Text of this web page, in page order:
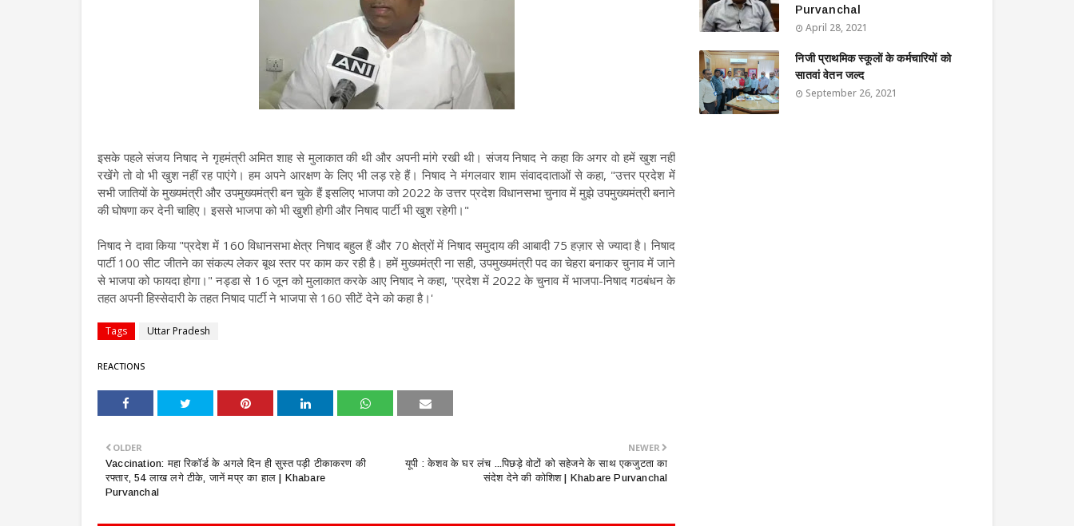
इसके पहले संजय निषाद ने गृहमंत्री अमित शाह से मुलाकात की थी और अपनी मांगे रखी थी। संजय निषाद ने कहा कि अगर वो हमें खुश नहीं
रखेंगे तो वो भी खुश नहीं रह पाएंगे। हम अपने आरक्षण के लिए भी लड़ रहे हैं। निषाद ने मंगलवार शाम संवाददाताओं से कहा, "उत्तर प्रदेश में
सभी जातियों के मुख्यमंत्री और उपमुख्यमंत्री बन चुके हैं इसलिए भाजपा को 2022 के उत्तर प्रदेश विधानसभा चुनाव में मुझे उपमुख्यमंत्री बनाने
की घोषणा कर देनी चाहिए। इससे भाजपा को भी खुशी होगी और निषाद पार्टी भी खुश रहेगी।"
निषाद ने दावा किया "प्रदेश में 160 विधानसभा क्षेत्र निषाद बहुल हैं और 70 क्षेत्रों में निषाद समुदाय की आबादी 75 हज़ार से ज्यादा है। निषाद
पार्टी 100 सीट जीतने का संकल्प लेकर बूथ स्तर पर काम कर रही है। हमें मुख्यमंत्री ना सही, उपमुख्यमंत्री पद का चेहरा बनाकर चुनाव में जाने
से भाजपा को फायदा होगा।" नड्डा से 16 जून को मुलाकात करके आए निषाद ने कहा, 'प्रदेश में 2022 के चुनाव में भाजपा-निषाद गठबंधन के
तहत अपनी हिस्सेदारी के तहत निषाद पार्टी ने भाजपा से 160 सीटें देने को कहा है।'
Tags Uttar Pradesh
REACTIONS
NEWER
यूपी : केशव के घर लंच ...पिछड़े वोटों को सहेजने के साथ एकजुटता का
संदेश देने की कोशिश | Khabare Purvanchal
OLDER
Vaccination: महा रिकॉर्ड के अगले दिन ही सुस्त पड़ी टीकाकरण की
रफ्तार, 54 लाख लगे टीके, जानें मप्र का हाल | Khabare
Purvanchal
Purvanchal
April 28, 2021
निजी प्राथमिक स्कूलों के कर्मचारियों को
सातवां वेतन जल्द
September 26, 2021